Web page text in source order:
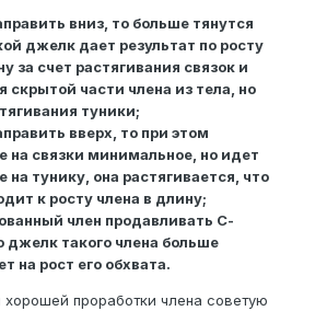
вниз, то больше тянутся
джелк дает результат по росту
за счет растягивания связок и
скрытой части члена из тела, но
туники;
вверх, то при этом
на связки минимальное, но идет
на тунику, она растягивается, что
к росту члена в длину;
член продавливать С-
джелк такого члена больше
на рост его обхвата.
проработки члена советую